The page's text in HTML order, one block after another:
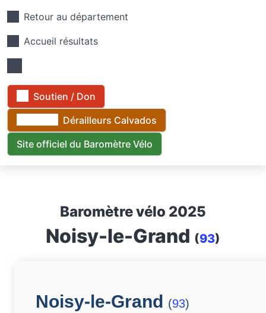
Retour au département
Accueil résultats
Soutien / Don
Dérailleurs Calvados
Site officiel du Baromètre Vélo
Baromètre vélo 2025
Noisy-le-Grand (93)
Noisy-le-Grand (93)